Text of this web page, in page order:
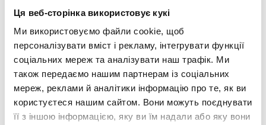
Ця веб-сторінка використовує кукі
Ми використовуємо файли cookie, щоб
персоналізувати вміст і рекламу, інтегрувати функції
соціальних мереж та аналізувати наш трафік. Ми
також передаємо нашим партнерам із соціальних
мереж, реклами й аналітики інформацію про те, як ви
користуєтеся нашим сайтом. Вони можуть поєднувати
її з іншою інформацією, яку ви їм надали або яку вони
А ще Мар'ям - людина, яка володіє
мистецтвом перевтілення!Беручи участь в
конкурсі "Марципанова маска" в своєму
шикарному костюмі "Королеви східних
солодощів", вона зайняла Перше місце і
отримала почесний Диплом конкурсу.